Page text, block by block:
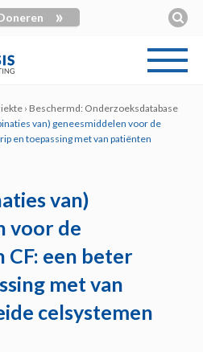
»
› Beschermd: Onderzoeksdatabase
van) geneesmiddelen voor de
en toepassing met van patiënten
van)
voor de
CF: een beter
met van
celsystemen